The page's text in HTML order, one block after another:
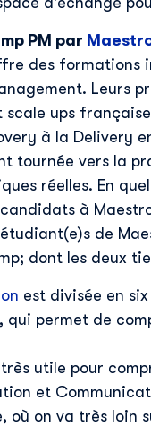
Prénom *
PM par
des formations
Leurs
ups
à la Delivery
tournée vers la
réelles. En
à
de
dont les deux
est divisée en
qui permet de
utile pour
et
où on va très loin